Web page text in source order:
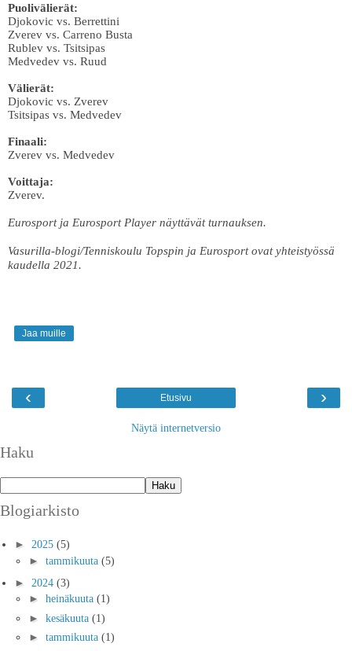
Puolivälierät:
Djokovic vs. Berrettini
Zverev vs. Carreno Busta
Rublev vs. Tsitsipas
Medvedev vs. Ruud
Välierät:
Djokovic vs. Zverev
Tsitsipas vs. Medvedev
Finaali:
Zverev vs. Medvedev
Voittaja:
Zverev.
Eurosport ja Eurosport Player näyttävät turnauksen.
Vasurilla-blogi/Tenniskoulu Topspin ja Eurosport ovat yhteistyössä
kaudella 2021.
Jaa muille
‹ ›
Etusivu
Näytä internetversio
Haku
Blogiarkisto
► 2025 (5)
► tammikuuta (5)
► 2024 (3)
► heinäkuuta (1)
► kesäkuuta (1)
► tammikuuta (1)